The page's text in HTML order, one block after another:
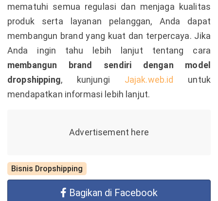
mematuhi semua regulasi dan menjaga kualitas
produk serta layanan pelanggan, Anda dapat
membangun brand yang kuat dan terpercaya. Jika
Anda ingin tahu lebih lanjut tentang cara
membangun brand sendiri dengan model
dropshipping, kunjungi Jajak.web.id
untuk
mendapatkan informasi lebih lanjut.
Bisnis Dropshipping
Bagikan di Facebook